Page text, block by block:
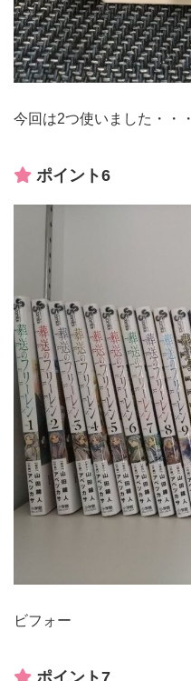
今回は2つ使いました・・・
ポイント6
ビフォー
ポイント7